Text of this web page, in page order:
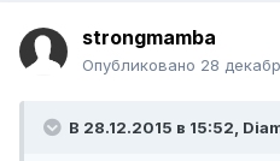
strongmamba
Опубликовано 28
В 28.12.2015 в 15:52,